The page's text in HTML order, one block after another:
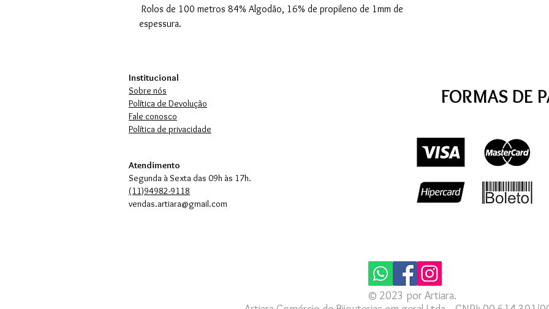
Rolos de 100 metros 84% Algodão, 16% de propileno de 1mm de
espessura.
Institucional
Sobre nós
Política de Devolução
Fale conosco
Política de privacidade
Atendimento
Segunda à Sexta das 09h às 17h.
(11)94982-9118
vendas.artiara@gmail.com
FORMAS DE
© 2023 por Artiara.